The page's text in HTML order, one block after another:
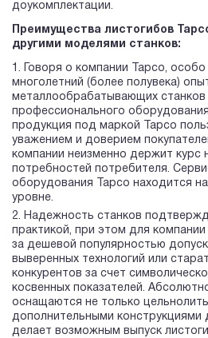
доукомплектации.
Преимущества листогибов
другими моделями станков:
Говоря о компании Tapco,
многолетний (более полувека)
металлообрабатывающих станков
профессионального
продукция под маркой Tapco
уважением и доверием
компании неизменно держит курс
потребностей потребителя.
оборудования Tapco находится
уровне.
Надежность станков
практикой, при этом для
за дешевой популярностью
выверенных технологий или
конкурентов за счет
косвенных показателей.
оснащаются не только
дополнительными конструкциями
делает возможным выпуск